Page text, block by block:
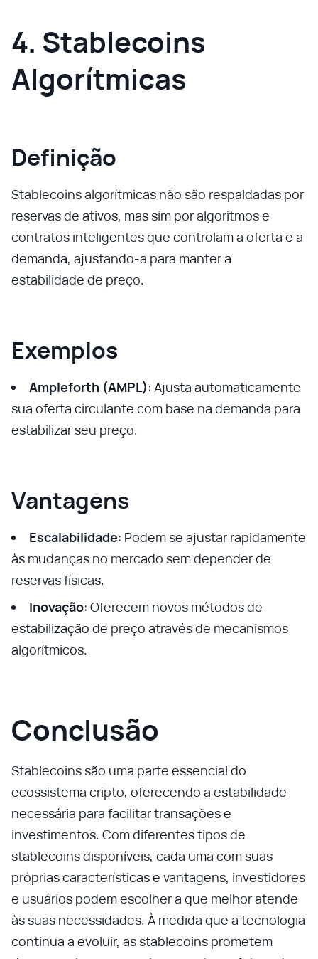
4. Stablecoins
Algorítmicas
Definição
Stablecoins algorítmicas não são respaldadas por
reservas de ativos, mas sim por algoritmos e
contratos inteligentes que controlam a oferta e a
demanda, ajustando-a para manter a
estabilidade de preço.
Exemplos
Ampleforth (AMPL): Ajusta automaticamente
sua oferta circulante com base na demanda para
estabilizar seu preço.
Vantagens
Escalabilidade: Podem se ajustar rapidamente
às mudanças no mercado sem depender de
reservas físicas.
Inovação: Oferecem novos métodos de
estabilização de preço através de mecanismos
algorítmicos.
Conclusão
Stablecoins são uma parte essencial do
ecossistema cripto, oferecendo a estabilidade
necessária para facilitar transações e
investimentos. Com diferentes tipos de
stablecoins disponíveis, cada uma com suas
próprias características e vantagens, investidores
e usuários podem escolher a que melhor atende
às suas necessidades. À medida que a tecnologia
continua a evoluir, as stablecoins prometem